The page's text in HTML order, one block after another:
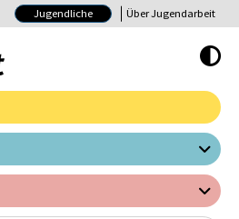
Jugendliche Über Jugendarbeit
Hoher Kontrast